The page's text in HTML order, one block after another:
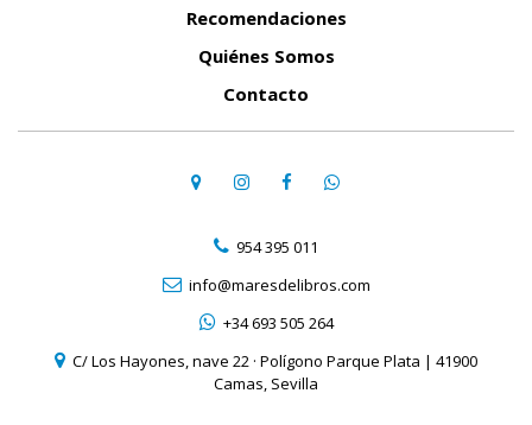
Recomendaciones
Quiénes Somos
Contacto
954 395 011
info@maresdelibros.com
+34 693 505 264
C/ Los Hayones, nave 22 · Polígono Parque Plata | 41900
Camas, Sevilla